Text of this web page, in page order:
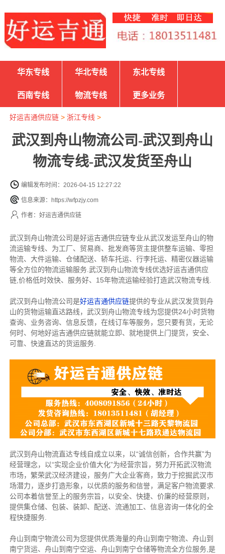
华东专线 华北专线 东北专线
西南专线 物流专线 更多业务
好运吉通供应链> 浙江专线 >
武汉到舟山物流公司-武汉到舟山
物流专线-武汉发货至舟山
编辑发布时间：2026-04-15 12:27:22
信息来源：https://wfpzjy.com
作者：好运吉通供应链
武汉到舟山物流公司是好运吉通供应链专业从武汉发运至舟山的物
流运输专线、为工厂、贸易商、批发商等货主提供整车运输、零担
物流、大件运输、仓储配送、轿车托运、行李托运、精密仪器运输
等全方位的物流运输服务.武汉到舟山物流专线优选好运吉通供应
链,价格低时效快、服务好、15年物流运输经验打造武汉物流专线.
武汉到舟山物流公司是好运吉通供应链提供的专业从武汉发货到舟
山的货物运输直达路线，武汉到舟山物流专线为您提供24小时货物
查询、业务咨询、信息反馈，在线订车等服务，您只要有货，无论
何时、何地好运吉通供应链就能立即、就地提供上门提货，安全、
可靠、快速直达的货运服务.
武汉到舟山物流直达专线自成立以来，以“诚信创新，合作共赢”为
经营理念，以“实现企业价值大化”为经营宗旨，努力开拓武汉物流
市场，繁荣武汉经济建设，服务广大企业客商，致力于挖掘武汉市
场潜力，逐步打造形象，以优质的服务和信誉，满足客户物流要求.
公司本着信誉至上的服务宗旨，以安全、快捷、价廉的经营原则，
提供集仓储、包装、装卸、配送、流通加工、信息咨询一体化的全
程快捷服务.
舟山到南宁物流公司为您提供优质海量的舟山到南宁物流、舟山到
南宁货运、舟山到南宁空运、舟山到南宁仓储等物流全方位服务,是